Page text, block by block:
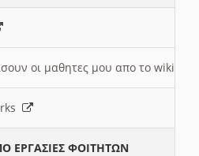
οι μαθητες μου απο το wiki
ΕΡΓΑΣΙΕΣ ΦΟΙΤΗΤΩΝ